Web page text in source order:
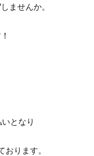
ませんか。
となり
ります。